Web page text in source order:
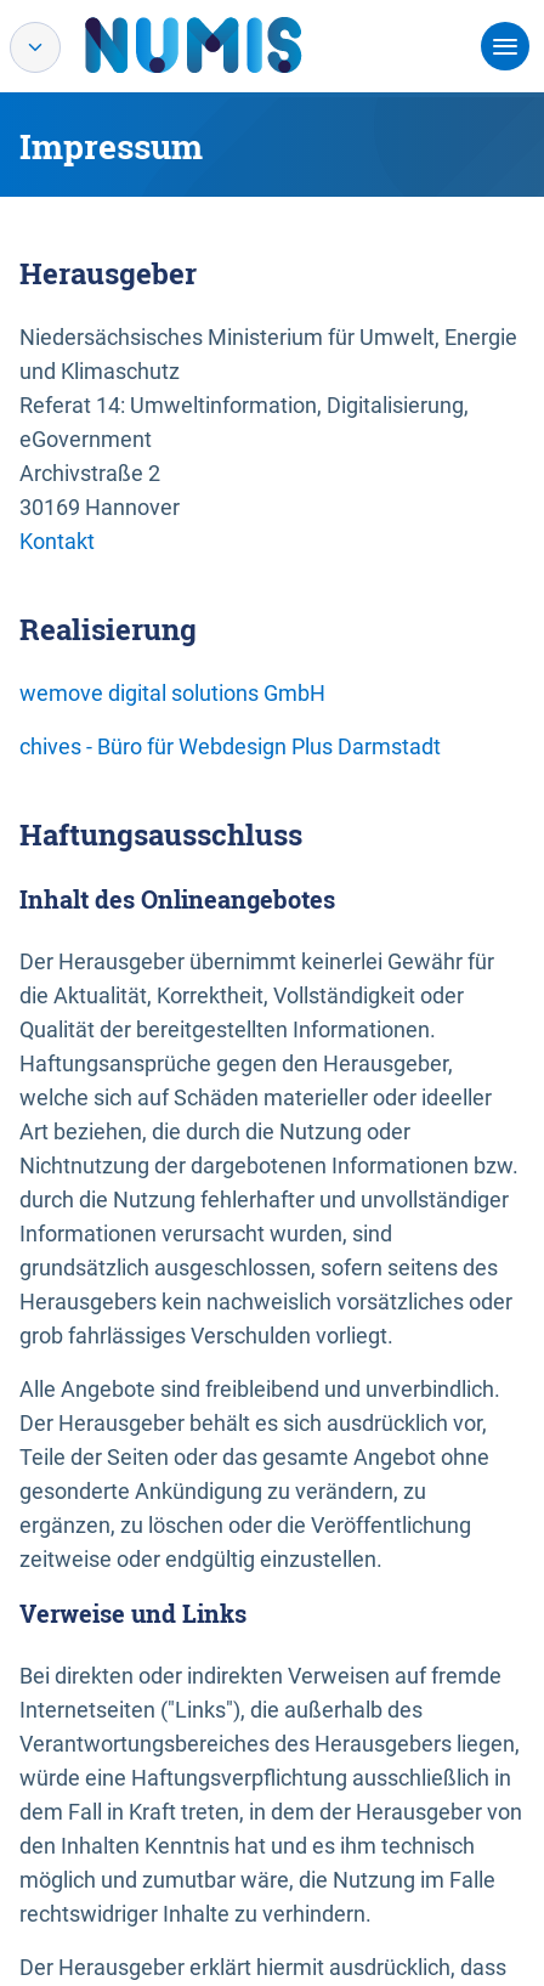
Impressum
Herausgeber
Niedersächsisches Ministerium für Umwelt, Energie
und Klimaschutz
Referat 14: Umweltinformation, Digitalisierung,
eGovernment
Archivstraße 2
30169 Hannover
Kontakt
Realisierung
wemove digital solutions GmbH
chives - Büro für Webdesign Plus Darmstadt
Haftungsausschluss
Inhalt des Onlineangebotes
Der Herausgeber übernimmt keinerlei Gewähr für
die Aktualität, Korrektheit, Vollständigkeit oder
Qualität der bereitgestellten Informationen.
Haftungsansprüche gegen den Herausgeber,
welche sich auf Schäden materieller oder ideeller
Art beziehen, die durch die Nutzung oder
Nichtnutzung der dargebotenen Informationen bzw.
durch die Nutzung fehlerhafter und unvollständiger
Informationen verursacht wurden, sind
grundsätzlich ausgeschlossen, sofern seitens des
Herausgebers kein nachweislich vorsätzliches oder
grob fahrlässiges Verschulden vorliegt.
Alle Angebote sind freibleibend und unverbindlich.
Der Herausgeber behält es sich ausdrücklich vor,
Teile der Seiten oder das gesamte Angebot ohne
gesonderte Ankündigung zu verändern, zu
ergänzen, zu löschen oder die Veröffentlichung
zeitweise oder endgültig einzustellen.
Verweise und Links
Bei direkten oder indirekten Verweisen auf fremde
Internetseiten ("Links"), die außerhalb des
Verantwortungsbereiches des Herausgebers liegen,
würde eine Haftungsverpflichtung ausschließlich in
dem Fall in Kraft treten, in dem der Herausgeber von
den Inhalten Kenntnis hat und es ihm technisch
möglich und zumutbar wäre, die Nutzung im Falle
rechtswidriger Inhalte zu verhindern.
Der Herausgeber erklärt hiermit ausdrücklich, dass